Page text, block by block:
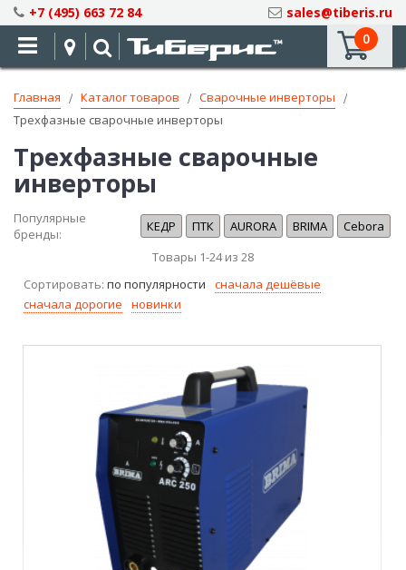
Skip
to
Content
+7 (495) 663 72 84
sales@tiberis.ru
0
Главная Каталог товаров
Сварочные инверторы
Трехфазные сварочные инверторы
Трехфазные сварочные
инверторы
Популярные
бренды:
КЕДР ПТК AURORA BRIMA
Cebora
Товары 1-24из 28
Сортировать: по популярности
сначала дешёвые
сначала дорогие
новинки